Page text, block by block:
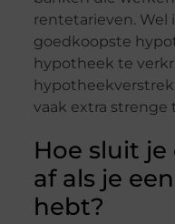
rentetarieven. Wel
goedkoopste
hypotheek te
vaak extra strenge
Hoe sluit
af als je
hebt?